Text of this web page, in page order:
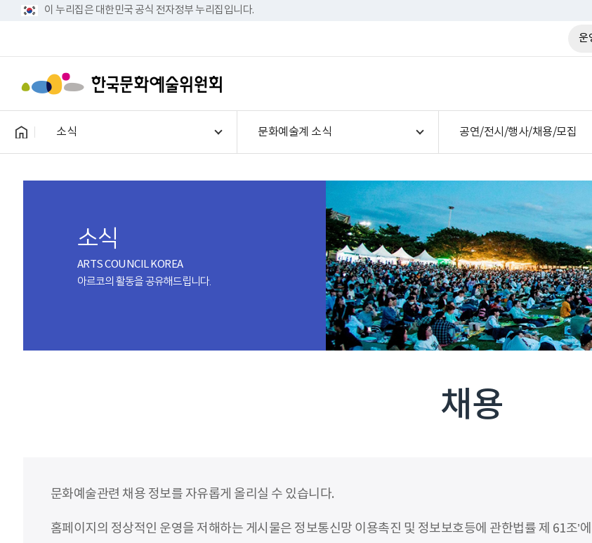
이 누리집은 대한민국 공식 전자정부 누리집입니다.
운
소식 문화예술계 소식 공연/전시/행사/채용/모집
소식
ARTS COUNCIL KOREA
아르코의 활동을 공유해드립니다.
채용
문화예술관련 채용 정보를 자유롭게 올리실 수 있습니다.
홈페이지의 정상적인 운영을 저해하는 게시물은 정보통신망 이용촉진 및 정보보호등에 관한법률 제 61조’